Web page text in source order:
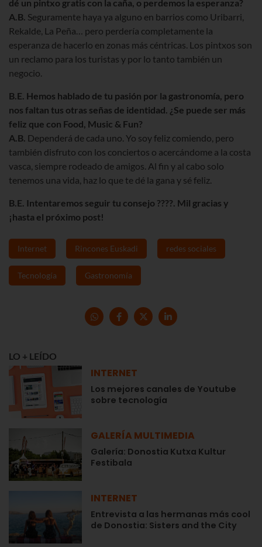
dé un pintxo gratis con la caña, o perdemos la esperanza?
A.B. Seguramente haya ya alguno en barrios como Uribarri,
Rekalde, La Peña… pero perdería completamente la
esperanza de hacerlo en zonas más céntricas. Los pintxos son
un reclamo para los turistas y por lo tanto también un
negocio.
B.E. Hemos hablado de tu pasión por la gastronomía, pero
nos faltan tus otras señas de identidad. ¿Se puede ser más
feliz que con Food, Music & Fun?
A.B. Dependerá de cada uno. Yo soy feliz comiendo, pero
también disfruto con los conciertos o acercándome a la costa
vasca, siempre rodeado de amigos. Al fin y al cabo solo
tenemos una vida, haz lo que te dé la gana y sé feliz.
B.E. Intentaremos seguir tu consejo ????. Mil gracias y
¡hasta el próximo post!
Internet Rincones Euskadi redes sociales
Tecnología Gastronomía
LO + LEÍDO
INTERNET
Los mejores canales de Youtube
sobre tecnología
GALERÍA MULTIMEDIA
Galería: Donostia Kutxa Kultur
Festibala
INTERNET
Entrevista a las hermanas más cool
de Donostia: Sisters and the City